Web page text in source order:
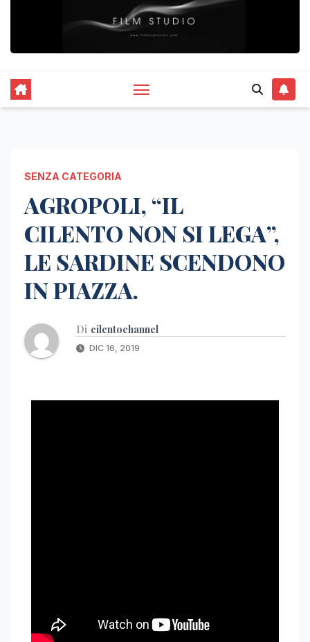
SENZA CATEGORIA
AGROPOLI, “IL
CILENTO NON SI LEGA”,
LE SARDINE SCENDONO
IN PIAZZA.
Di cilentochannel
DIC 16, 2019